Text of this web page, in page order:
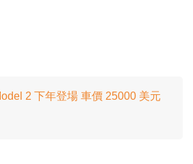
2 下年登場 車價 25000 美元